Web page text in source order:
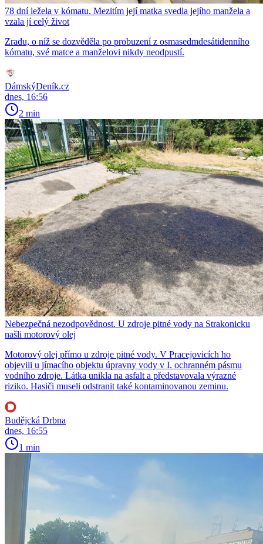
78 dní ležela v kómatu. Mezitím její matka svedla jejího manžela a
vzala jí celý život
Zradu, o níž se dozvěděla po probuzení z osmasedmdesátidenního
kómatu, své matce a manželovi nikdy neodpustí.
DámskýDeník.cz
dnes, 16:56
2 min
Nebezpečná nezodpovědnost. U zdroje pitné vody na Strakonicku
našli motorový olej
Motorový olej přímo u zdroje pitné vody. V Pracejovicích ho
objevili u jímacího objektu úpravny vody v I. ochranném pásmu
vodního zdroje. Látka unikla na asfalt a představovala výrazné
riziko. Hasiči museli odstranit také kontaminovanou zeminu.
Budějcká Drbna
dnes, 16:55
1 min